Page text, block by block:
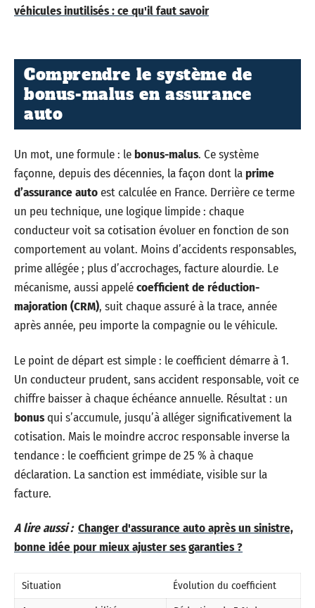
véhicules inutilisés : ce qu'il faut savoir
Comprendre le système de
bonus-malus en assurance
auto
Un mot, une formule : le bonus-malus. Ce système
façonne, depuis des décennies, la façon dont laprime
d’assurance autoest calculée en France. Derrière ce terme
un peu technique, une logique limpide : chaque
conducteur voit sa cotisation évoluer en fonction de son
comportement au volant. Moins d’accidents responsables,
prime allégée ; plus d’accrochages, facture alourdie. Le
mécanisme, aussi appelécoefficient de réduction-
majoration (CRM), suit chaque assuré à la trace, année
après année, peu importe la compagnie ou le véhicule.
Le point de départ est simple : le coefficient démarre à 1.
Un conducteur prudent, sans accident responsable, voit ce
chiffre baisser à chaque échéance annuelle. Résultat : un
bonusqui s’accumule, jusqu’à alléger significativement la
cotisation. Mais le moindre accroc responsable inverse la
tendance : le coefficient grimpe de 25 % à chaque
déclaration. La sanction est immédiate, visible sur la
facture.
A lire aussi : Changer d'assurance auto après un sinistre,
bonne idée pour mieux ajuster ses garanties ?
Situation
Évolution du coefficient